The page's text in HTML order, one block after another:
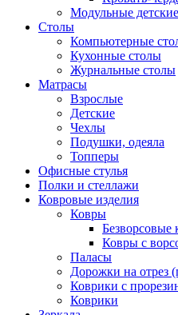
Модульные детские
Столы
Компьютерные
Кухонные столы
Журнальные столы
Матрасы
Взрослые
Детские
Чехлы
Подушки, одеяла
Топперы
Офисные стулья
Полки и стеллажи
Ковровые изделия
Ковры
Ковры с
Паласы
Дорожки на отрез
Коврики с
Коврики